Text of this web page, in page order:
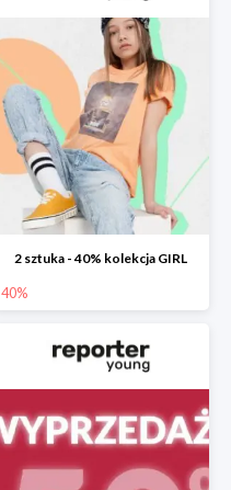
2 sztuka - 40% kolekcja GIRL
40%